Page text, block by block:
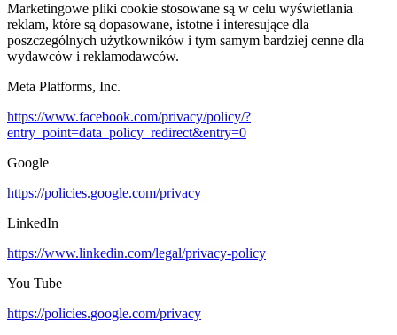
Marketingowe pliki cookie stosowane są w celu wyświetlania
reklam, które są dopasowane, istotne i interesujące dla
poszczególnych użytkowników i tym samym bardziej cenne dla
wydawców i reklamodawców.
Meta Platforms, Inc.
https://www.facebook.com/privacy/policy/?
entry_point=data_policy_redirect&entry=0
Google
https://policies.google.com/privacy
LinkedIn
https://www.linkedin.com/legal/privacy-policy
You Tube
https://policies.google.com/privacy